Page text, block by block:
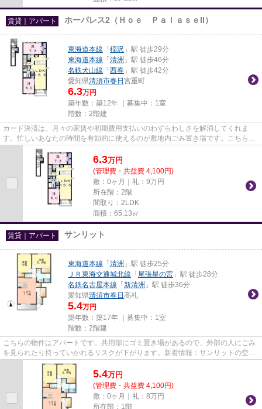
賃貸｜アパート ホーパレス2（Ｈｏｅ ＰａｌａｓｅII）
東海道本線 「 稲沢 」駅 徒歩29分
東海道本線 「 清洲 」駅 徒歩46分
名鉄犬山線 「 西春 」駅 徒歩42分
愛知県清須市春日 宮重町
6.3万円
築年数：築12年 ｜募集中： 1室
階数：2階建
カード決済は、月々の家賃や初期費用支払いのわずらわしさを解消してくれま
す。忙しいあなたの時間を有効的に使えるのが敷地内ごみ置き場です。こちらの
物件はアパートです。新着情報...
6.3万円
(管理費・共益費 4,100円)
敷：0ヶ月｜礼：9万円
所在階：2階
間取り：2LDK
面積：65.13㎡
賃貸｜アパート サンリット
東海道本線 「 清洲 」駅 徒歩25分
ＪＲ東海交通城北線 「 尾張星の宮 」駅 徒歩28分
名鉄名古屋本線 「 新清洲 」駅 徒歩36分
愛知県清須市春日 高札
5.4万円
築年数：築17年 ｜募集中： 1室
階数：2階建
こちらの物件はアパートです。共用部にゴミ置き場があるので、外部の人にごみ
を見られたり持っていかれるリスクが下がります。新着情報：サンリットの空室
情報ならコチラ。駅近で物件...
5.4万円
(管理費・共益費 4,100円)
敷：0ヶ月｜礼：8万円
所在階：1階